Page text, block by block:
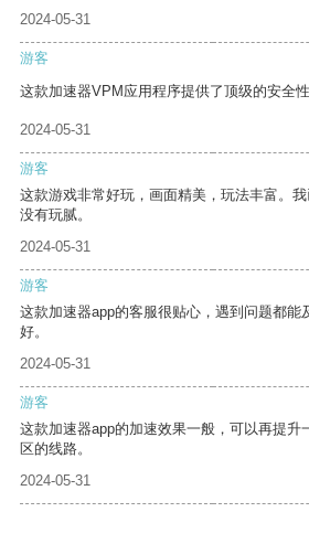
2024-05-31
游客
这款加速器VPM应用程序提供了顶级的安全性
2024-05-31
游客
这款游戏非常好玩，画面精美，玩法丰富。
没有玩腻。
2024-05-31
游客
这款加速器app的客服很贴心，遇到问题都能
好。
2024-05-31
游客
这款加速器app的加速效果一般，可以再提升
区的线路。
2024-05-31